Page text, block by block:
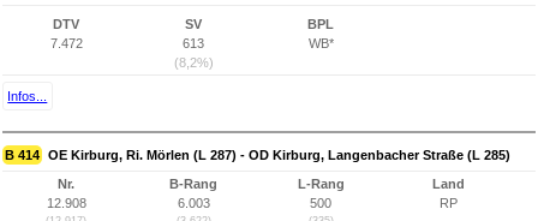
DTV
7.472
SV
613
(8,2%)
BPL
WB*
Infos...
B 414 OE Kirburg, Ri. Mörlen (L 287) - OD Kirburg, Langenbacher Straße (L 285)
Nr.
12.908
B-Rang
6.003
L-Rang
500
Land
RP